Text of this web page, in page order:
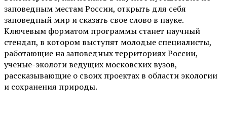
заповедным местам России, открыть для себя
заповедный мир и сказать свое слово в науке.
Ключевым форматом программы станет научный
стендап, в котором выступят молодые специалисты,
работающие на заповедных территориях России,
ученые-экологи ведущих московских вузов,
рассказывающие о своих проектах в области экологии
и сохранения природы.